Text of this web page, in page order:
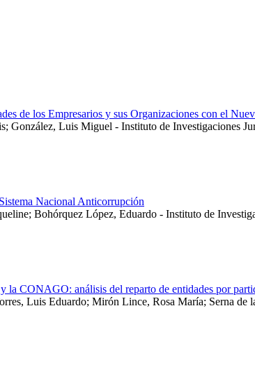
de los Empresarios y sus Organizaciones con el
González, Luis Miguel - Instituto de Investigaciones
Nacional Anticorrupción
Bohórquez López, Eduardo - Instituto de
la CONAGO: análisis del reparto de entidades por
Luis Eduardo; Mirón Lince, Rosa María; Serna